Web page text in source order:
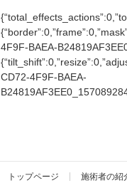
4F9F-BAEA-
CD72-4F9F-BAEA-
トップページ 施術者の紹